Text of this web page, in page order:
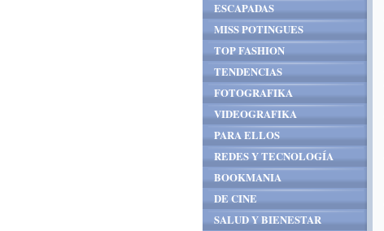
ESCAPADAS
MISS POTINGUES
TOP FASHION
TENDENCIAS
FOTOGRAFIKA
VIDEOGRAFIKA
PARA ELLOS
REDES Y TECNOLOGÍA
BOOKMANIA
DE CINE
SALUD Y BIENESTAR